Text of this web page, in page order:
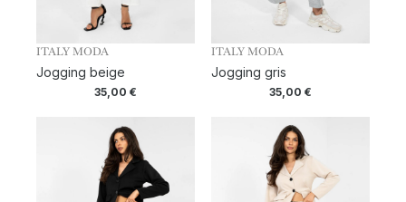
ITALY MODA
Jogging beige
35,00€
ITALY MODA
Jogging gris
35,00 €